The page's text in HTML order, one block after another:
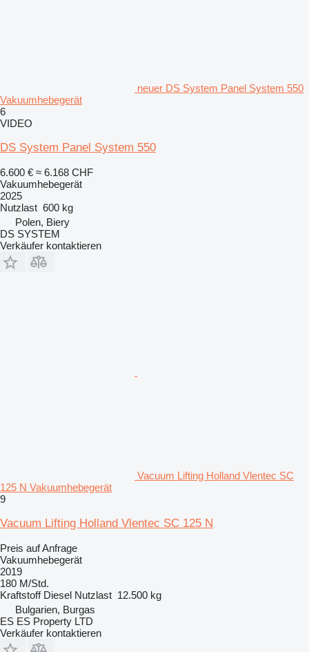
neuer DS System Panel System 550
Vakuumhebegerät
6
VIDEO
DS System Panel System 550
6.600 € ≈ 6.168 CHF
Vakuumhebegerät
2025
Nutzlast 600 kg
Polen, Biery
DS SYSTEM
Verkäufer kontaktieren
Vacuum Lifting Holland Vlentec SC
125 N Vakuumhebegerät
9
Vacuum Lifting Holland Vlentec SC 125 N
Preis auf Anfrage
Vakuumhebegerät
2019
180 M/Std.
Kraftstoff Diesel Nutzlast 12.500 kg
Bulgarien, Burgas
ES ES Property LTD
Verkäufer kontaktieren